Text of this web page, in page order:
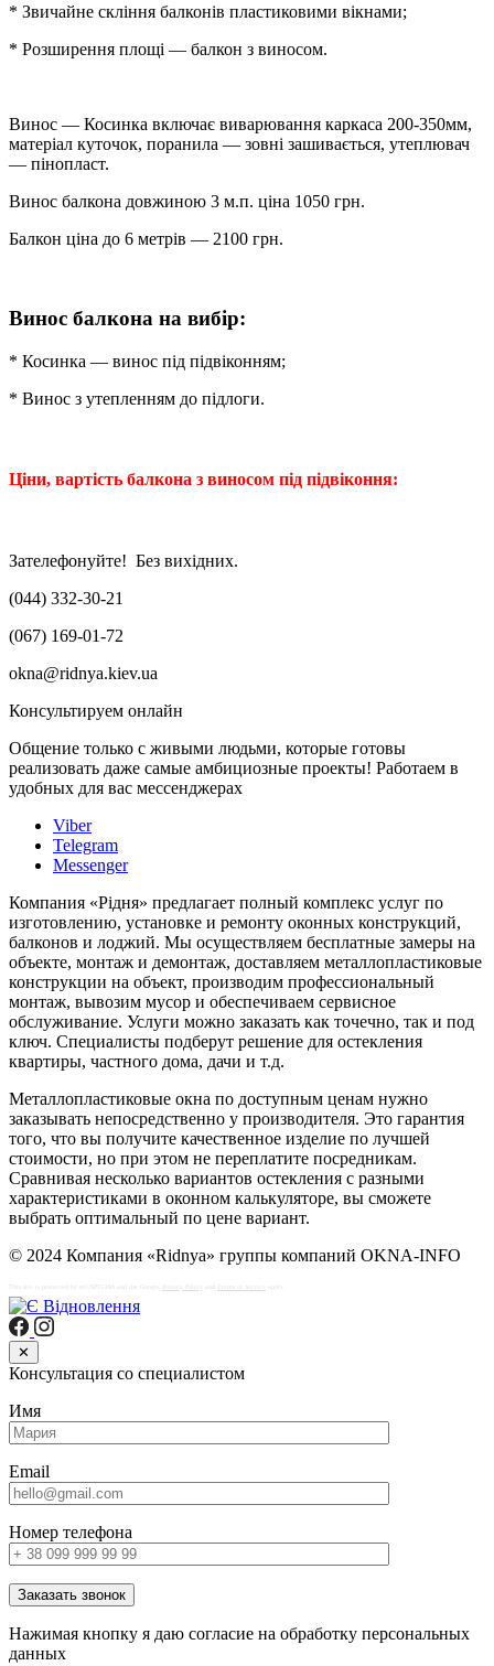
* Звичайне скління балконів пластиковими вікнами;
* Розширення площі — балкон з виносом.
Винос — Косинка включає виварювання каркаса 200-350мм,
матеріал куточок, поранила — зовні зашивається, утеплювач
— пінопласт.
Винос балкона довжиною 3 м.п. ціна 1050 грн.
Балкон ціна до 6 метрів — 2100 грн.
Винос балкона на вибір:
* Косинка — винос під підвіконням;
* Винос з утепленням до підлоги.
Ціни, вартість балкона з виносом під підвіконня:
Зателефонуйте! Без вихідних.
(044) 332-30-21
(067) 169-01-72
okna@ridnya.kiev.ua
Консультируем онлайн
Общение только с живыми людьми, которые готовы
реализовать даже самые амбициозные проекты! Работаем в
удобных для вас мессенджерах
Viber
Telegram
Messenger
Компания «Рідня» предлагает полный комплекс услуг по
изготовлению, установке и ремонту оконных конструкций,
балконов и лоджий. Мы осуществляем бесплатные замеры на
объекте, монтаж и демонтаж, доставляем металлопластиковые
конструкции на объект, производим профессиональный
монтаж, вывозим мусор и обеспечиваем сервисное
обслуживание. Услуги можно заказать как точечно, так и под
ключ. Специалисты подберут решение для остекления
квартиры, частного дома, дачи и т.д.
Металлопластиковые окна по доступным ценам нужно
заказывать непосредственно у производителя. Это гарантия
того, что вы получите качественное изделие по лучшей
стоимости, но при этом не переплатите посредникам.
Сравнивая несколько вариантов остекления с разными
характеристиками в оконном калькуляторе, вы сможете
выбрать оптимальный по цене вариант.
© 2024 Компания «Ridnya» группы компаний OKNA-INFO
Terms of Service
✕
Консультация со специалистом
Имя
Email
Номер телефона
Заказать звонок
Нажимая кнопку я даю согласие на обработку персональных
данных